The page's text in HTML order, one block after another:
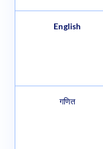
English
गणित